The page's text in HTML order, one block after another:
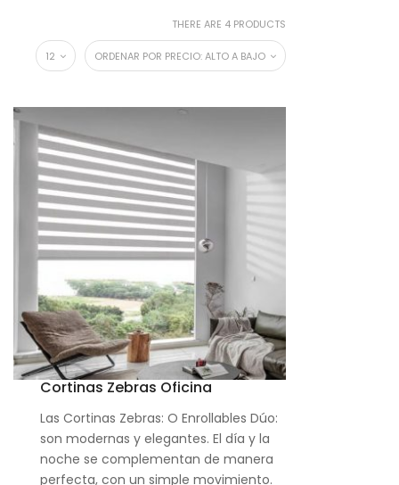
THERE ARE 4 PRODUCTS
ORDENAR POR PRECIO: ALTO A BAJO
12
Cortinas Zebras Oficina
Las Cortinas Zebras: O Enrollables Dúo:
son modernas y elegantes. El día y la
noche se complementan de manera
perfecta, con un simple movimiento.